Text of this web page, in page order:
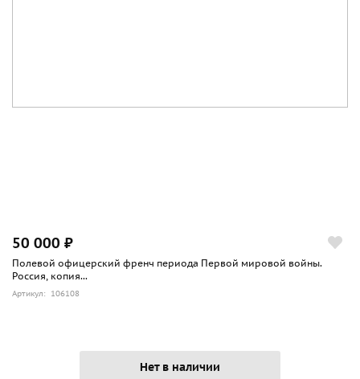
50 000 ₽
Полевой офицерский френч периода Первой мировой войны.
Россия, копия...
Артикул: 106108
Нет в наличии